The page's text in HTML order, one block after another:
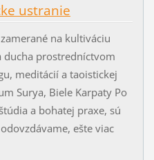
ustranie
na kultiváciu
ducha prostredníctvom
meditácií a taoistickej
Surya, Biele Karpaty Po
a bohatej praxe, sú
ešte viac